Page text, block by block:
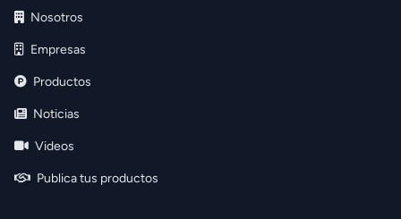
Nosotros
Empresas
Productos
Noticias
Videos
Publica tus productos